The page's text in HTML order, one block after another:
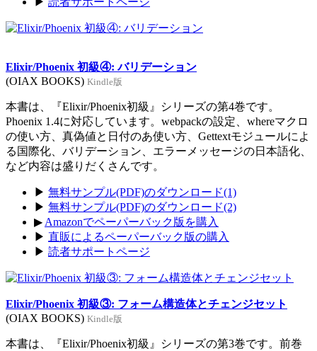
Elixir/Phoenix 初級④: バリデーション
(OIAX BOOKS) Kindle版
本書は、『Elixir/Phoenix初級』シリーズの第4巻です。
Phoenix 1.4に対応しています。webpackの設定、whereマクロ
の使い方、真偽値と日付のあ使い方、Gettextモジュールによ
る国際化、バリデーション、エラーメッセージの日本語化、
など内容は盛りだくさんです。
▶ 無料サンプル(PDF)のダウンロード(1)
▶ 無料サンプル(PDF)のダウンロード(2)
▶ Amazonでペーパーバック版を購入
▶ 直販によるペーパーバック版の購入
▶ 読者サポートページ
Elixir/Phoenix 初級③: フォーム構造体とチェンジセット
(OIAX BOOKS) Kindle版
本書は、『Elixir/Phoenix初級』シリーズの第3巻です。前巻